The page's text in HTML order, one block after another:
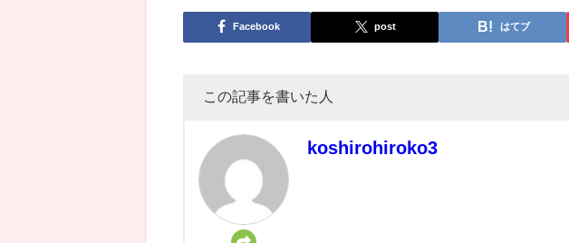
Facebook post はてブ
この記事を書いた人
koshirohiroko3